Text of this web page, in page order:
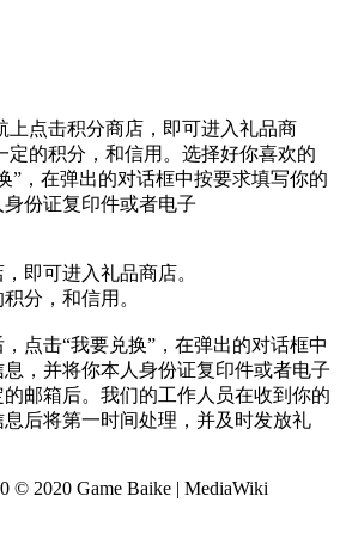
上点击积分商店，即可进入礼品商
定的积分，和信用。选择好你喜欢的
”，在弹出的对话框中按要求填写你的
份证复印件或者电子
即可进入礼品商店。
分，和信用。
点击“我要兑换”，在弹出的对话框中
，并将你本人身份证复印件或者电子
邮箱后。我们的工作人员在收到你的
后将第一时间处理，并及时发放礼
© 2020 Game Baike | MediaWiki